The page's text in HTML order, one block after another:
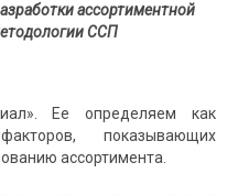
ассортиментной
ССП
Ее определяем как
показывающих
ассортимента.